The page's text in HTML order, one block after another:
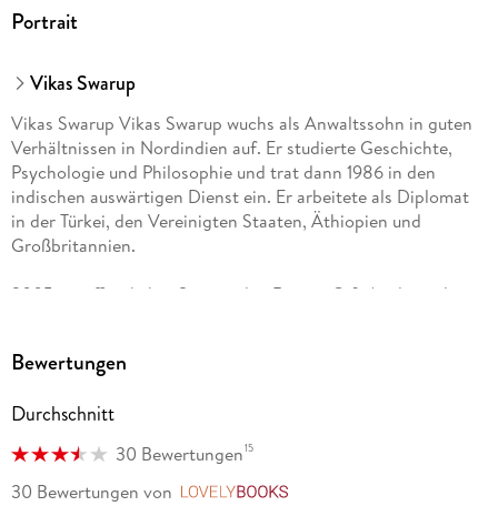
Portrait
Vikas Swarup
Vikas Swarup Vikas Swarup wuchs als Anwaltssohn in guten
Verhältnissen in Nordindien auf. Er studierte Geschichte,
Psychologie und Philosophie und trat dann 1986 in den
indischen auswärtigen Dienst ein. Er arbeitete als Diplomat
in der Türkei, den Vereinigten Staaten, Äthiopien und
Großbritannien.
2005 veröffentlichte Swarup den Roman Q & A , der weltweit
mehrere Sprachen übersetzt wurde. Daneben publizierte er
Roman The Accidental Apprentice auf Deutsch erschienen.
Seit 2006 bekleidet er den Posten des stellvertretenden
Hochkommissars der indischen Botschaft in Pretoria in
Bewertungen
Durchschnitt
30 Bewertungen15
30 Bewertungen von